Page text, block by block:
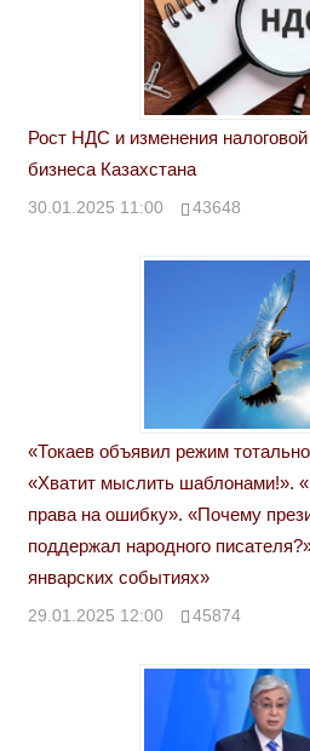
Рост НДС и изменения
бизнеса Казахстана
30.01.2025 11:00 43648
«Токаев объявил режим
«Хватит мыслить шаблонами!».
права на ошибку». «Почему
поддержал народного
январских событиях»
29.01.2025 12:00 45874